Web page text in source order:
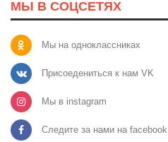
МЫ В СОЦСЕТЯХ
Мы на одноклассниках
Присоедениться к нам VK
Мы в instagram
Следите за нами на facebook